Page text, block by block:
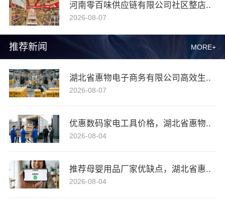
推荐新闻 MORE+
湖北省惠物电子商务有限公司高效生..
2026-08-07
优惠数码家电工具价格，湖北省惠物..
2026-08-04
推荐母婴用品厂家优缺点，湖北省惠..
2026-08-04
河南零百味供应链有限公司社区整店..
2026-08-07